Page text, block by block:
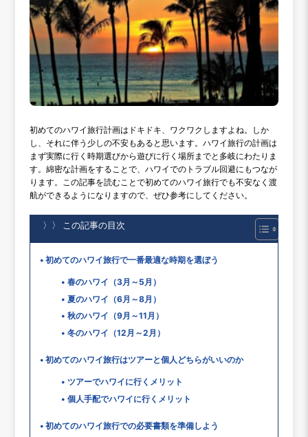
初めてのハワイ旅行計画はドキドキ、ワクワクしますよね。しか
し、それに伴う少しの不安もあると思います。ハワイ旅行の計画は
まず実際に行く時期選びから遊びに行く場所までと多岐にわたりま
す。綿密な計画をすることで、ハワイでのトラブル回避にもつなが
ります。この記事を読むことで初めてのハワイ旅行でも不安なく渡
航ができるようになりますので、ぜひ参考にしてください。
〉〉 この記事の目次
初めてのハワイ旅行で一番最適な時期を選ぼう
春のハワイ（3月～5月）
夏のハワイ（6月～8月）
秋のハワイ（9月～11月）
冬のハワイ（12月～2月）
初めてのハワイ旅行はツアーと個人どちらがいいのか
ツアーでハワイに行くメリット
個人手配でハワイに行くメリット
初めてのハワイ旅行での必要書類を準備しよう